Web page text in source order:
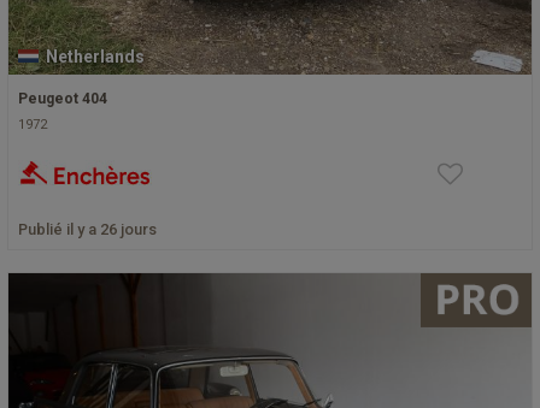
Netherlands
Peugeot 404
1972
Publié il y a 26 jours